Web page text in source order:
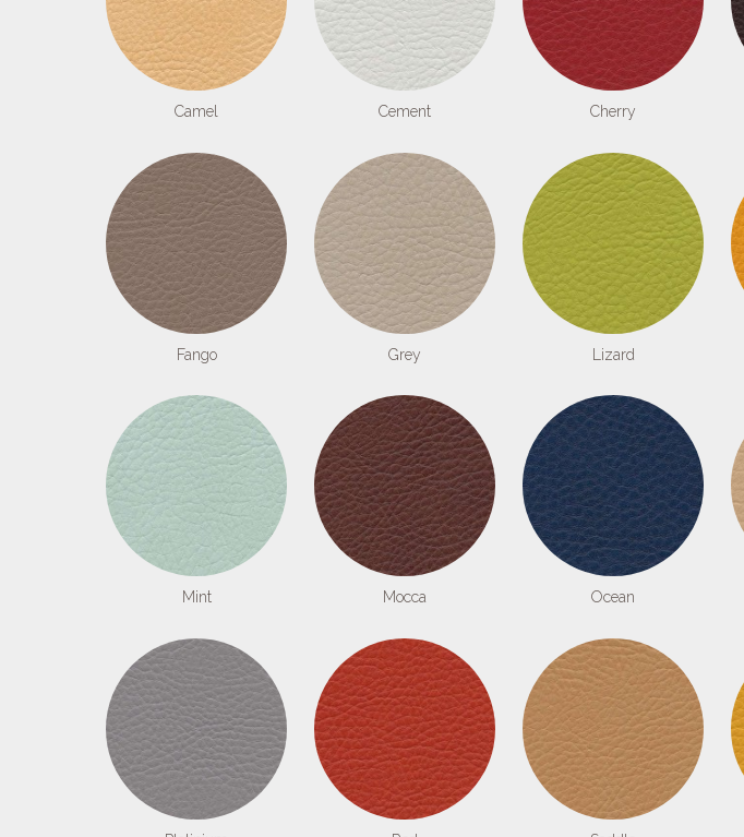
Camel Cement Cherry
Fango Grey Lizard
Mint Mocca Ocean